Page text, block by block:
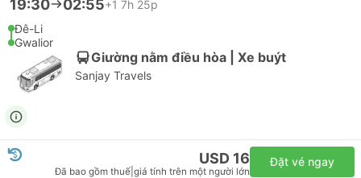
19:30 02:55+1 7h 25p
Đê-Li
Gwalior
Giường nằm điều hòa | Xe buýt
Sanjay Travels
USD 16
Đã bao gồm thuế giá tính trên một người lớn
Đặt vé ngay